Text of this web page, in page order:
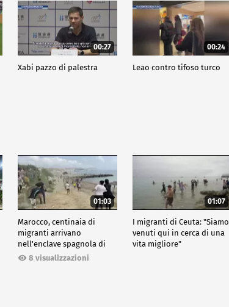
00:27
Xabi pazzo di palestra
00:24
Leao contro tifoso turco
01:03
Marocco, centinaia di
migranti arrivano
nell'enclave spagnola di
Ceuta8 visualizzazioni
01:07
I migranti di Ceuta: "Siamo
venuti qui in cerca di una
vita migliore"